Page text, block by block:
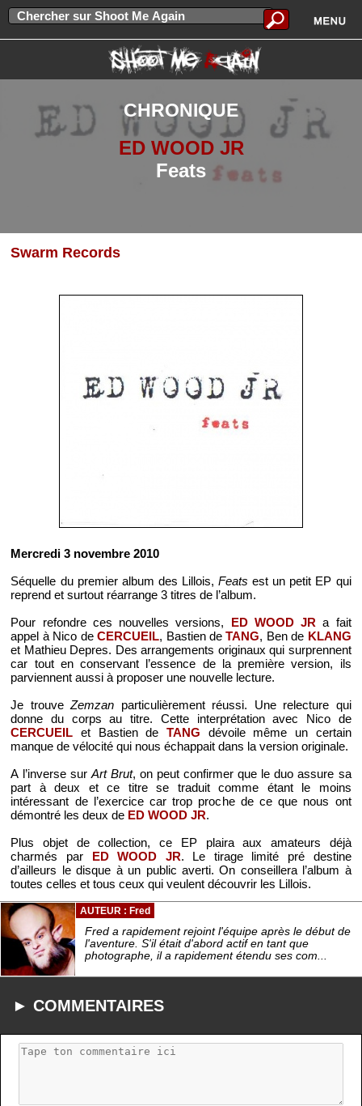
CHRONIQUE
ED WOOD JR
Feats
Swarm Records
Mercredi 3 novembre 2010
Séquelle du premier album des Lillois,Feats est un petit EP qui
reprend et surtout réarrange 3 titres de l’album.
Pour refondre ces nouvelles versions, ED WOOD JR a fait
appel à Nico deCERCUEIL, Bastien deTANG, Ben de KLANG
et Mathieu Depres. Des arrangements originaux qui surprennent
car tout en conservant l’essence de la première version, ils
parviennent aussi à proposer une nouvelle lecture.
Je trouveZemzan particulièrement réussi. Une relecture qui
donne du corps au titre. Cette interprétation avec Nico de
CERCUEIL et Bastien de TANG dévoile même un certain
manque de vélocité qui nous échappait dans la version originale.
A l’inverse sur Art Brut, on peut confirmer que le duo assure sa
part à deux et ce titre se traduit comme étant le moins
intéressant de l’exercice car trop proche de ce que nous ont
démontré les deux de ED WOOD JR.
Plus objet de collection, ce EP plaira aux amateurs déjà
charmés par ED WOOD JR. Le tirage limité pré destine
d’ailleurs le disque à un public averti. On conseillera l’album à
toutes celles et tous ceux qui veulent découvrir les Lillois.
AUTEUR : Fred
Fred a rapidement rejoint l'équipe après le début de
l'aventure. S'il était d'abord actif en tant que
photographe, il a rapidement étendu ses com...
► COMMENTAIRES